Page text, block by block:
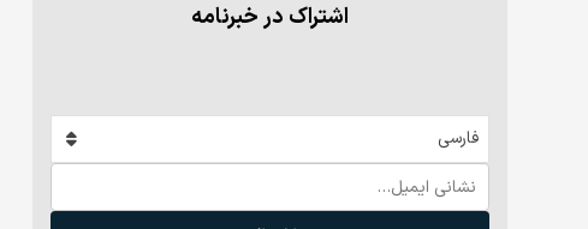
اشتراک در خبرنامه
فارسی